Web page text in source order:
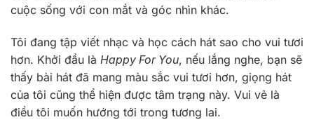
cuộc sống với con mắt và góc nhìn khác.
Tôi đang tập viết nhạc và học cách hát sao cho vui tươi
hơn. Khởi đầu là Happy For You, nếu lắng nghe, bạn sẽ
thấy bài hát đã mang màu sắc vui tươi hơn, giọng hát
của tôi cũng thể hiện được tâm trạng này. Vui vẻ là
điều tôi muốn hướng tới trong tương lai.